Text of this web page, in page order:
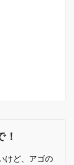
けど、アゴの